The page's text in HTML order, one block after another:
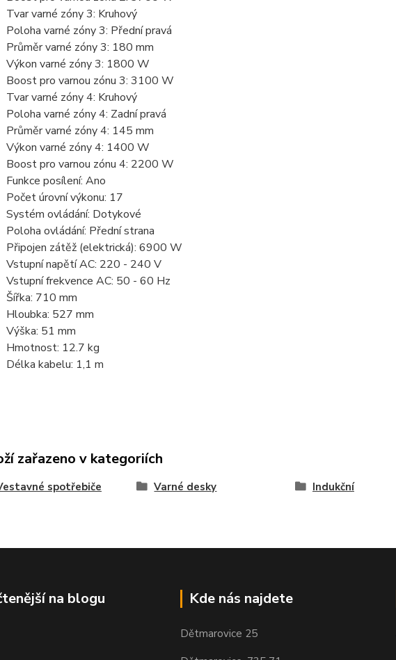
Tvar varné zóny 3: Kruhový
Poloha varné zóny 3: Přední pravá
Průměr varné zóny 3: 180 mm
Výkon varné zóny 3: 1800 W
Boost pro varnou zónu 3: 3100 W
Tvar varné zóny 4: Kruhový
Poloha varné zóny 4: Zadní pravá
Průměr varné zóny 4: 145 mm
Výkon varné zóny 4: 1400 W
Boost pro varnou zónu 4: 2200 W
Funkce posílení: Ano
Počet úrovní výkonu: 17
Systém ovládání: Dotykové
Poloha ovládání: Přední strana
Připojen zátěž (elektrická): 6900 W
Vstupní napětí AC: 220 - 240 V
Vstupní frekvence AC: 50 - 60 Hz
Šířka: 710 mm
Hloubka: 527 mm
Výška: 51 mm
Hmotnost: 12.7 kg
Délka kabelu: 1,1 m
zařazeno v kategoriích
spotřebiče Varné desky Indukční
na blogu Kde nás najdete
Dětmarovice 25